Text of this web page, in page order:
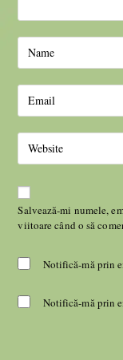
Salvează-mi numele,
viitoare când o să
Notifică-mă prin
Notifică-mă prin